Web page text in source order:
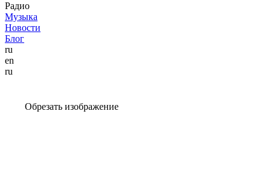
Радио
Музыка
Новости
Блог
ru
en
ru
Обрезать изображение